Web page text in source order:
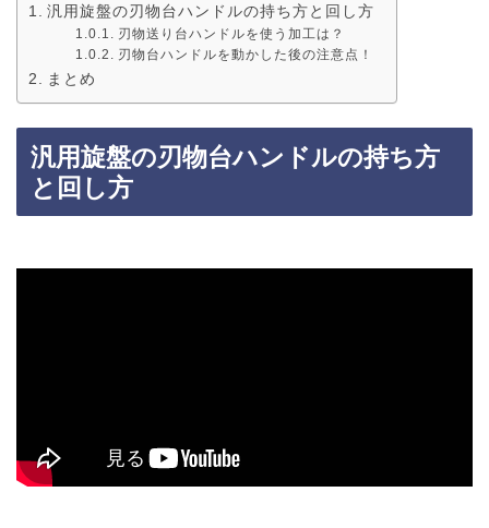
汎用旋盤の刃物台ハンドルの持ち方と回し方
刃物送り台ハンドルを使う加工は？
刃物台ハンドルを動かした後の注意点！
まとめ
汎用旋盤の刃物台ハンドルの持ち方
と回し方